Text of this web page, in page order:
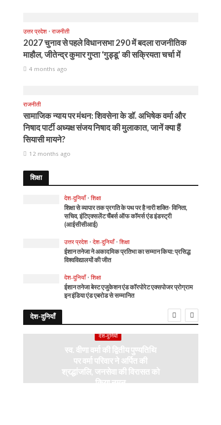
उत्तर प्रदेश • राजनीती
2027 चुनाव से पहले विधानसभा 290 में बदला राजनीतिक
माहौल, जीतेन्द्र कुमार गुप्ता ‘गुड्डू’ की सक्रियता चर्चा में
4 months ago
राजनीती
सामाजिक न्याय पर मंथन: शिवसेना के डॉ. अभिषेक वर्मा और
निषाद पार्टी अध्यक्ष संजय निषाद की मुलाकात, जानें क्या हैं
सियासी मायने?
12 months ago
शिक्षा
देश-दुनियाँ • शिक्षा
शिक्षा से व्यापार तक प्रगति के पथ पर है नारी शक्ति- विनिता,
सचिव, इंटिएक्सलेंट चैंबर्स ऑफ कॉमर्स एंड इंडस्ट्री
(आईसीसीआई)
उत्तर प्रदेश • देश-दुनियाँ • शिक्षा
ईशान तनेजा ने अकादमिक प्रतिभा का सम्मान किया: प्रसिद्ध
विश्वविद्यालयों की जीत
देश-दुनियाँ • शिक्षा
ईशान तनेजा बेस्ट एजुकेशन एंड कॉरपोरेट एक्सपोजर प्रोग्राम
इन इंडिया एंड एबरोड से सम्मानित
देश-दुनियाँ
देश-दुनियाँ
स्व. वीणा वर्मा की द्वितीय पुण्यतिथि
पर वर्मा परिवार ने अर्पित की
श्रद्धांजलि, जनसेवा की विरासत को
किया नमन